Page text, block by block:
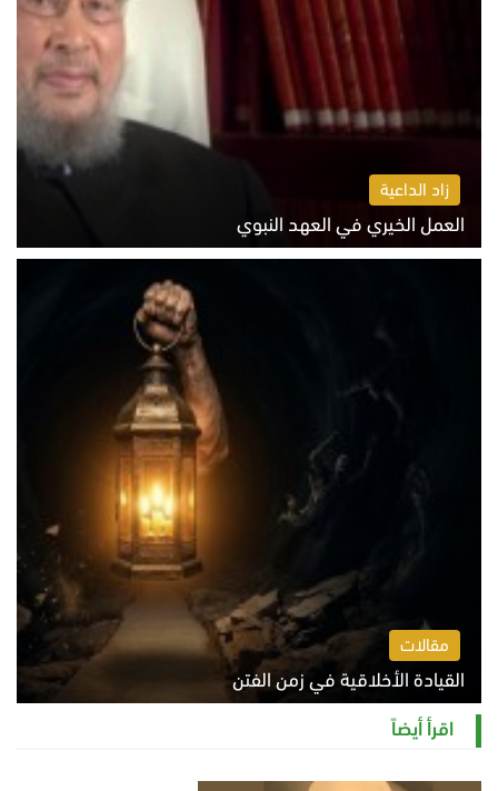
زاد الداعية
العمل الخيري في العهد النبوي
الاثنين 10 أغسطس 2026 10:55 ص
مقالات
القيادة الأخلاقية في زمن الفتن
الاثنين 10 أغسطس 2026 11:31 ص
اقرأ أيضاً